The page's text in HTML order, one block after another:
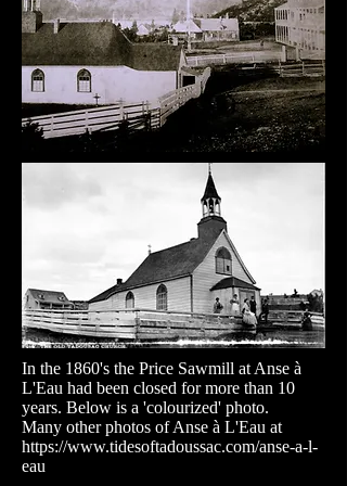
In the 1860's the Price Sawmill at Anse à
L'Eau had been closed for more than 10
years. Below is a 'colourized' photo.
Many other photos of Anse à L'Eau at
https://www.tidesoftadoussac.com/anse-a-l-
eau